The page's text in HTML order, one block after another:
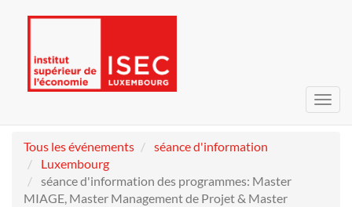
Tous les événements
séance d'information
Luxembourg
séance d'information des programmes: Master
MIAGE, Master Management de Projet & Master